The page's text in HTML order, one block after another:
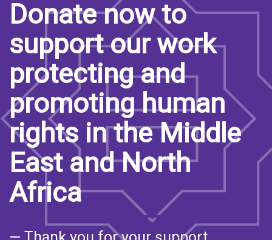
Donate now to
support our work
protecting and
promoting human
rights in the Middle
East and North
Africa